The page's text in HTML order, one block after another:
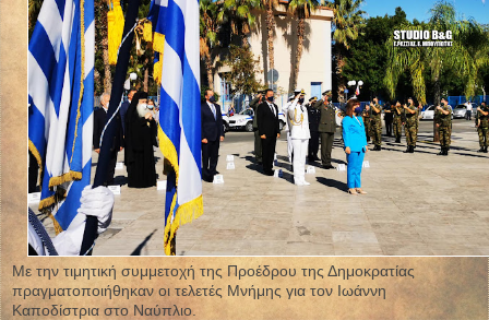
Με την τιμητική συμμετοχή της Προέδρου της Δημοκρατίας
πραγματοποιήθηκαν οι τελετές Μνήμης για τον Ιωάννη
Καποδίστρια στο Ναύπλιο.